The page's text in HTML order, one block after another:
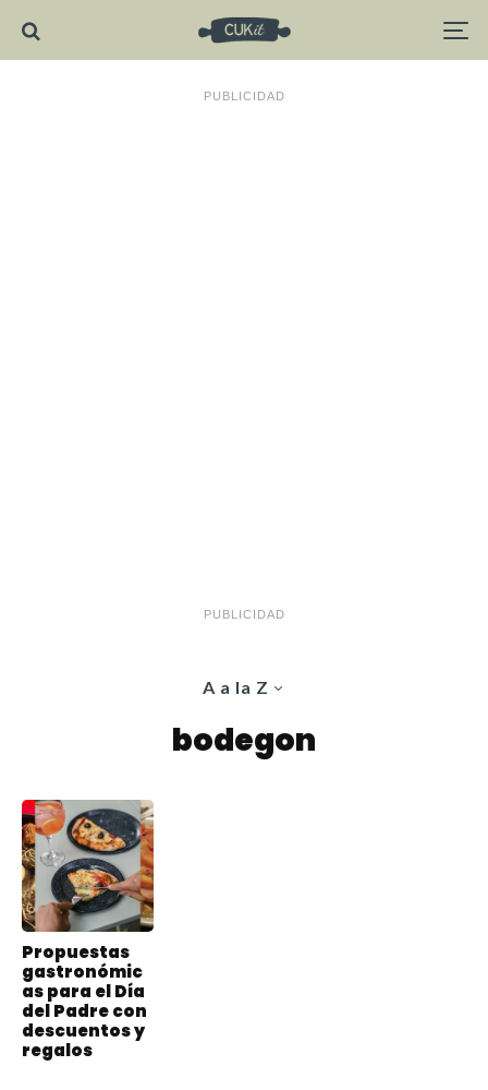
PUBLICIDAD
PUBLICIDAD
A a la Z
bodegon
Propuestas
gastronómic
as para el Día
del Padre con
descuentos y
regalos